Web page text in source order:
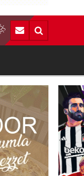
yasal işlem başlatıldı